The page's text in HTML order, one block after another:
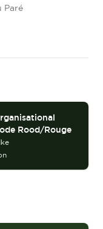
Paré
Rood/Rouge
Ike